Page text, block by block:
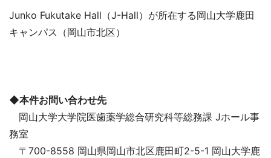
Junko Fukutake Hall（J-Hall）が所在する岡山大学鹿田
キャンパス（岡山市北区）
◆本件お問い合わせ先
岡山大学大学院医歯薬学総合研究科等総務課 Jホール事
務室
〒700-8558 岡山県岡山市北区鹿田町2-5-1 岡山大学鹿